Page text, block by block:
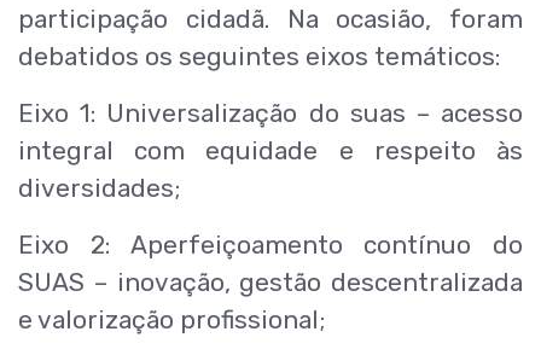
participação cidadã. Na ocasião, foram
debatidos os seguintes eixos temáticos:
Eixo 1: Universalização do suas – acesso
integral com equidade e respeito às
diversidades;
Eixo 2: Aperfeiçoamento contínuo do
SUAS – inovação, gestão descentralizada
e valorização profissional;